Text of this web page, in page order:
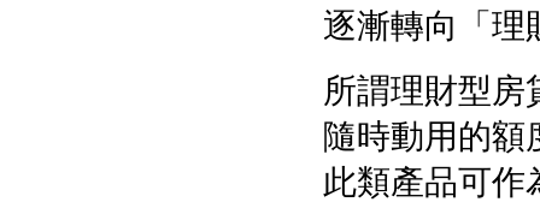
逐漸轉向「理
所謂理財型房
隨時動用的額
此類產品可作